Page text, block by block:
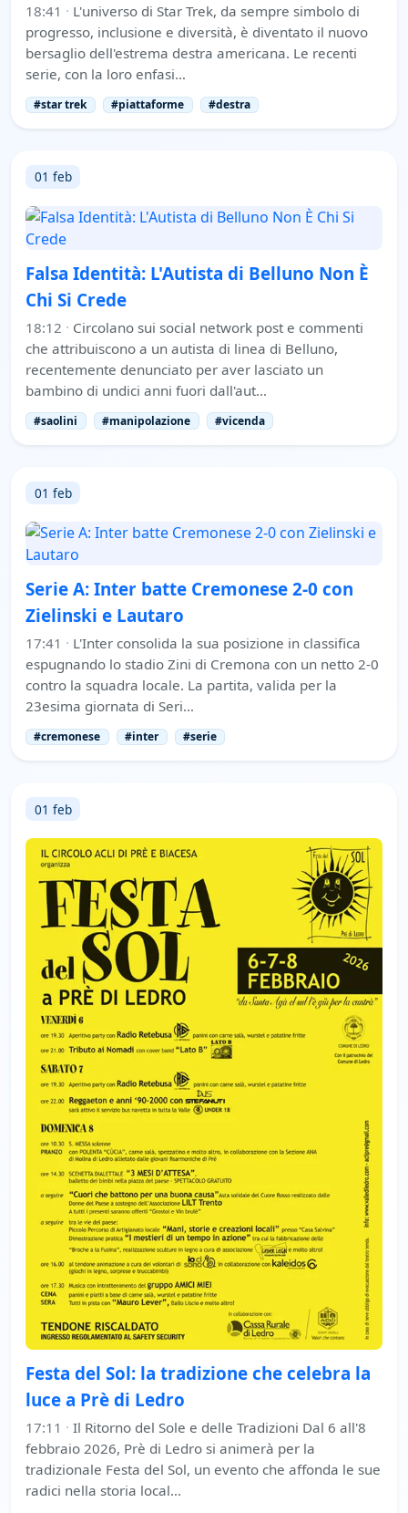
18:41 · L'universo di Star Trek, da sempre simbolo di
progresso, inclusione e diversità, è diventato il nuovo
bersaglio dell'estrema destra americana. Le recenti
serie, con la loro enfasi…
#star trek #piattaforme #destra
01 feb
Falsa Identità: L'Autista di Belluno Non È
Chi Si Crede
18:12 · Circolano sui social network post e commenti
che attribuiscono a un autista di linea di Belluno,
recentemente denunciato per aver lasciato un
bambino di undici anni fuori dall'aut…
#saolini #manipolazione #vicenda
01 feb
Serie A: Inter batte Cremonese 2-0 con
Zielinski e Lautaro
17:41 · L'Inter consolida la sua posizione in classifica
espugnando lo stadio Zini di Cremona con un netto 2-0
contro la squadra locale. La partita, valida per la
23esima giornata di Seri…
#cremonese #inter #serie
01 feb
Festa del Sol: la tradizione che celebra la
luce a Prè di Ledro
17:11 · Il Ritorno del Sole e delle Tradizioni Dal 6 all'8
febbraio 2026, Prè di Ledro si animerà per la
tradizionale Festa del Sol, un evento che affonda le sue
radici nella storia local…